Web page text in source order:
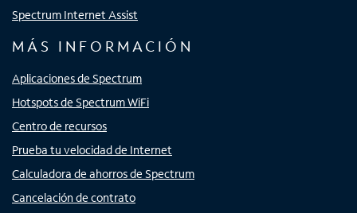
Spectrum Internet Assist
MÁS INFORMACIÓN
Aplicaciones de Spectrum
Hotspots de Spectrum WiFi
Centro de recursos
Prueba tu velocidad de Internet
Calculadora de ahorros de Spectrum
Cancelación de contrato